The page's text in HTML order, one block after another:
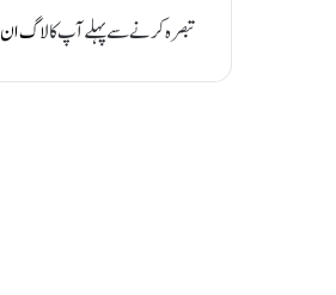
تبصرہ کرنے سے پہلے آپ کالاگ ان